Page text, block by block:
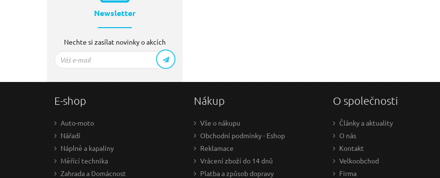
Newsletter
Nechte si zasílat novinky o akcích
E-shop
Auto-moto
Nářadí
Náplně a kapaliny
Měřící technika
Zahrada a Domácnost
Nákup
Vše o nákupu
Obchodní podmínky - Eshop
Reklamace
Vrácení zboží do 14 dnů
Platba a způsob dopravy
O společnosti
Články a aktuality
O nás
Kontakt
Velkoobchod
Firma